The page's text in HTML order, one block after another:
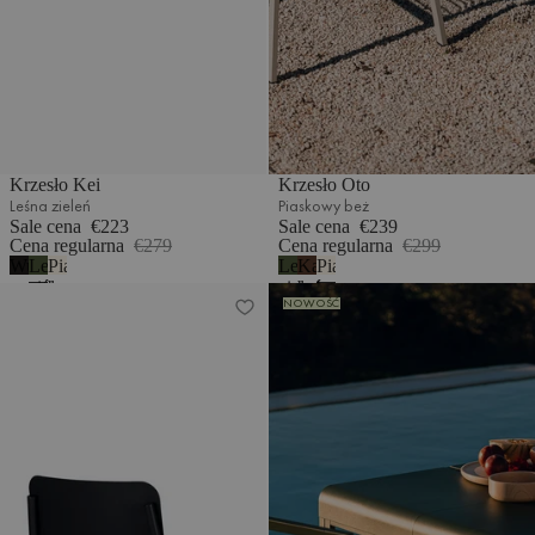
Krzesło Kei
Leśna zieleń
Sale cena €223
Cena regularna €279
Wulkaniczna
czerń
Leśna
zieleń
Piaskowy
beż
Krzesło Oto
Piaskowy beż
Sale cena €239
Cena regularna €299
Leśna
zieleń
Kakaowy
brąz
Piaskowy
beż
Krzesło Oto
NOWOŚĆ